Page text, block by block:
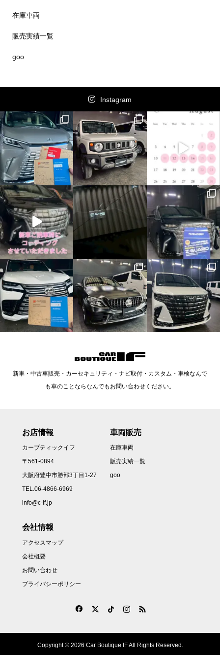
在庫車両
販売実績一覧
goo
Instagram
新車・中古車販売・カーセキュリティ・ナビ取付・カスタム・車検なんで
も車のことならなんでもお問い合わせください。
お店情報
カーブティックイフ
〒561-0894
大阪府豊中市勝部3丁目1-27
TEL.06-4866-6969
info@c-if.jp
車両販売
在庫車両
販売実績一覧
goo
会社情報
アクセスマップ
会社概要
お問い合わせ
プライバシーポリシー
Copyright © 2026 Car Boutique IF All Rights Reserved.